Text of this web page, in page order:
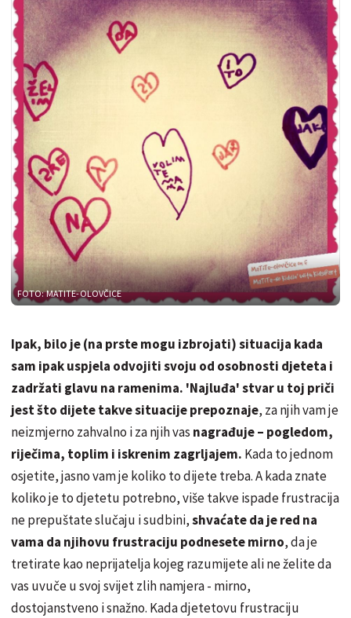
FOTO: MATITE-OLOVČICE
Ipak, bilo je (na prste mogu izbrojati) situacija kada
sam ipak uspjela odvojiti svoju od osobnosti djeteta i
zadržati glavu na ramenima. 'Najluđa' stvar u toj priči
jest što dijete takve situacije prepoznaje, za njih vam je
neizmjerno zahvalno i za njih vas nagrađuje – pogledom,
riječima, toplim i iskrenim zagrljajem. Kada to jednom
osjetite, jasno vam je koliko to dijete treba. A kada znate
koliko je to djetetu potrebno, više takve ispade frustracija
ne prepuštate slučaju i sudbini,shvaćate da je red na
vama da njihovu frustraciju podnesete mirno, da je
tretirate kao neprijatelja kojeg razumijete ali ne želite da
vas uvuče u svoj svijet zlih namjera - mirno,
dostojanstveno i snažno. Kada djetetovu frustraciju